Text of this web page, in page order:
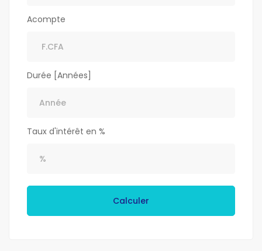
Acompte
Durée [Années]
Taux d'intérêt en %
Calculer